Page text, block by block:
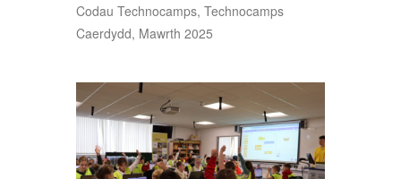
Codau Technocamps, Technocamps
Caerdydd, Mawrth 2025